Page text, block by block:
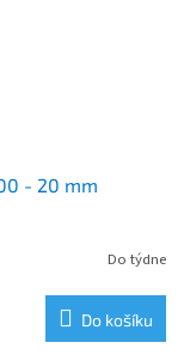
- 20 mm
Do týdne
Do košíku